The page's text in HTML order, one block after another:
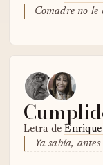
Comadre no le
Letra deEnrique
Ya sabía,